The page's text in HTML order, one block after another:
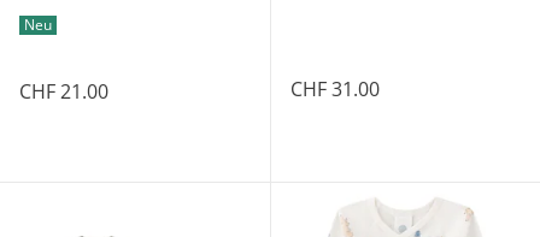
Neu
CHF 21.00 CHF 31.00